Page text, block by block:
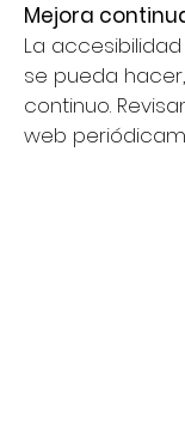
Mejora
La
se pueda
continuo.
web